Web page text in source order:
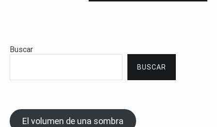
Buscar
BUSCAR
El volumen de una sombra